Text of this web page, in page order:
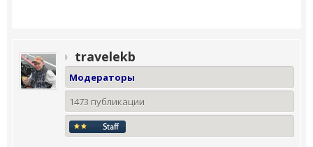
travelekb
Модераторы
1473 публикации